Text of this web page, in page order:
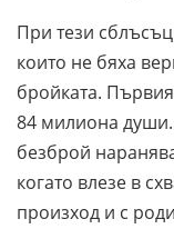
При тези
които не бяха
бройката.
84 милиона
безброй
когато влезе в
произход и с